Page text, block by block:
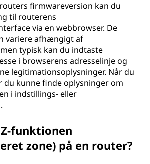
firmwareversion kan du
til routerens
via en webbrowser. De
variere afhængigt af
typisk kan du indtaste
i browserens adresselinje og
legitimationsoplysninger. Når du
du kunne finde oplysninger om
i indstillings- eller
funktionen
zone) på en router?